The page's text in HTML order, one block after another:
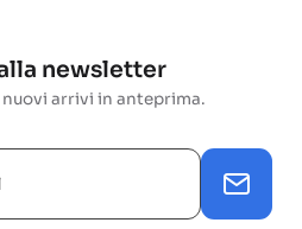
newsletter
arrivi in anteprima.